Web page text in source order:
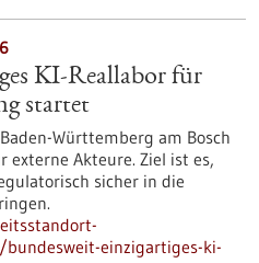
KI-Reallabor für
startet
Württemberg am Bosch
externe Akteure. Ziel ist es,
sicher in die
einzigartiges-ki-